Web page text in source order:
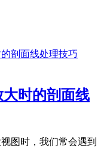
时的剖面线
图时，我们常会遇到